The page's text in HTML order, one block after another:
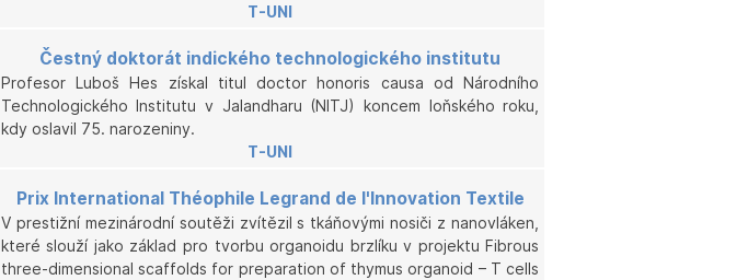
T-UNI
Čestný doktorát indického technologického institutu
Profesor Luboš Hes získal titul doctor honoris causa od Národního
Technologického Institutu v Jalandharu (NITJ) koncem loňského roku,
kdy oslavil 75. narozeniny.
T-UNI
Prix International Théophile Legrand de l'Innovation Textile
V prestižní mezinárodní soutěži zvítězil s tkáňovými nosiči z nanovláken,
které slouží jako základ pro tvorbu organoidu brzlíku v projektu Fibrous
three-dimensional scaffolds for preparation of thymus organoid – T cells